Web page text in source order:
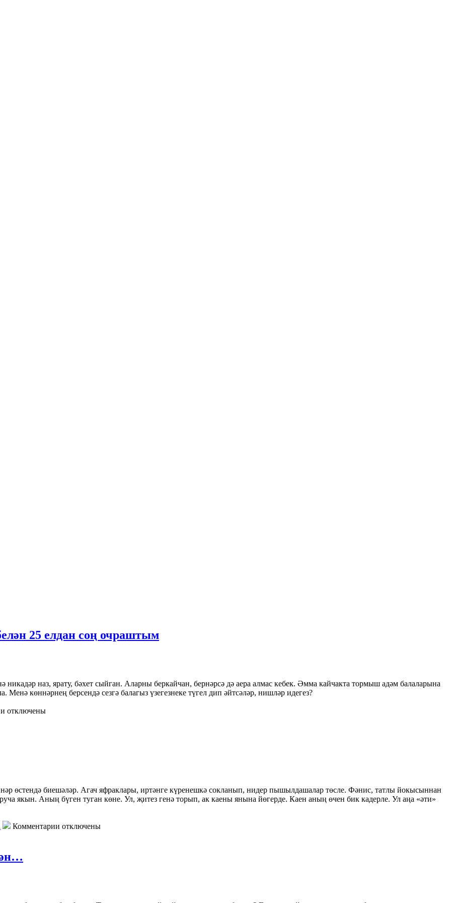
25 елдан соң очраштым
наз, ярату, бәхет сыйган. Аларны беркайчан, бернәрсә дә аера алмас кебек. Әмма кайчакта тормыш адәм балаларына
Менә көннәрнең берсендә сезгә балагыз үзегезнеке түгел дип әйтсәләр, нишләр идегез?
отключены
өстендә биешәләр. Агач яфраклары, иртәнге күренешкә сокланып, нидер пышылдашалар төсле. Фәнис, татлы йокысыннан
якын. Аның бүген туган көне. Ул, җитез генә торып, ак каены янына йөгерде. Каен аның өчен бик кадерле. Ул аңа «әти»
Комментарии отключены